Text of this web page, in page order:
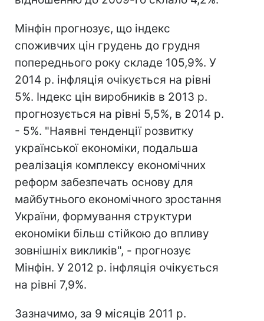
Мінфін прогнозує, що індекс
споживчих цін грудень до грудня
попереднього року складе 105,9%. У
2014 р. інфляція очікується на рівні
5%. Індекс цін виробників в 2013 р.
прогнозується на рівні 5,5%, в 2014 р.
- 5%. "Наявні тенденції розвитку
української економіки, подальша
реалізація комплексу економічних
реформ забезпечать основу для
майбутнього економічного зростання
України, формування структури
економіки більш стійкою до впливу
зовнішніх викликів", - прогнозує
Мінфін. У 2012 р. інфляція очікується
на рівні 7,9%.
Зазначимо, за 9 місяців 2011 р.